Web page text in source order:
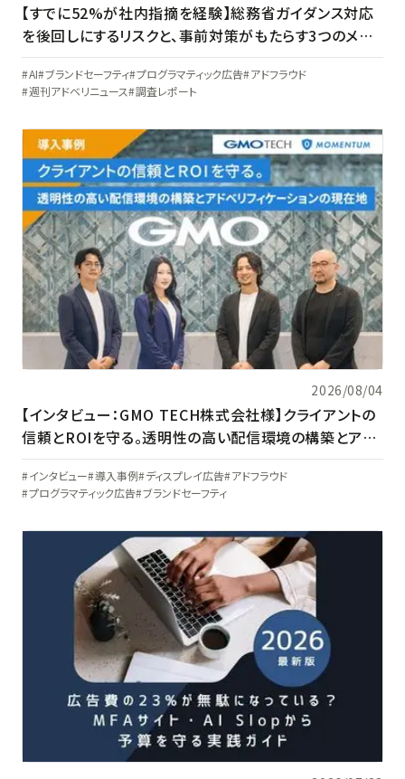
【すでに52%が社内指摘を経験】総務省ガイダンス対応
を後回しにするリスクと、事前対策がもたらす3つのメリ
ット
AI ブランドセーフティ プログラマティック広告 アドフラウド
週刊アドベリニュース 調査レポート
2026/08/04
【インタビュー：GMO TECH株式会社様】クライアントの
信頼とROIを守る。透明性の高い配信環境の構築とアド
ベリフィケーションの現在地
インタビュー 導入事例 ディスプレイ広告 アドフラウド
プログラマティック広告 ブランドセーフティ